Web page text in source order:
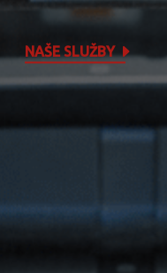
NAŠE SLUŽBY